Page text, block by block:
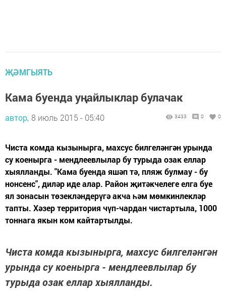
ҖӘМГЫЯТЬ
Кама буенда уңайлыклар булачак
автор, 8 июль 2015 - 05:40 3433 0 0
Чиста комда кызынырга, махсус билгеләнгән урында
су коенырга - мендлеевлылар бу турыда озак еллар
хыялланды. "Кама буенда яшәп тә, пляж булмау - бу
нонсенс", диләр иде алар. Район җитәкчелеге елга буе
ял зонасын төзекләндерүгә акча һәм мөмкинлекләр
тапты. Хәзер территория чүп-чардан чистартыла, 1000
тоннага якын ком кайтартылды.
Чиста комда кызынырга, махсус билгеләнгән
урында су коенырга - мендлеевлылар бу
турыда озак еллар хыялланды.